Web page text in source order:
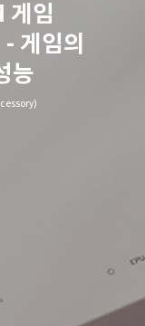
임
게임의
능